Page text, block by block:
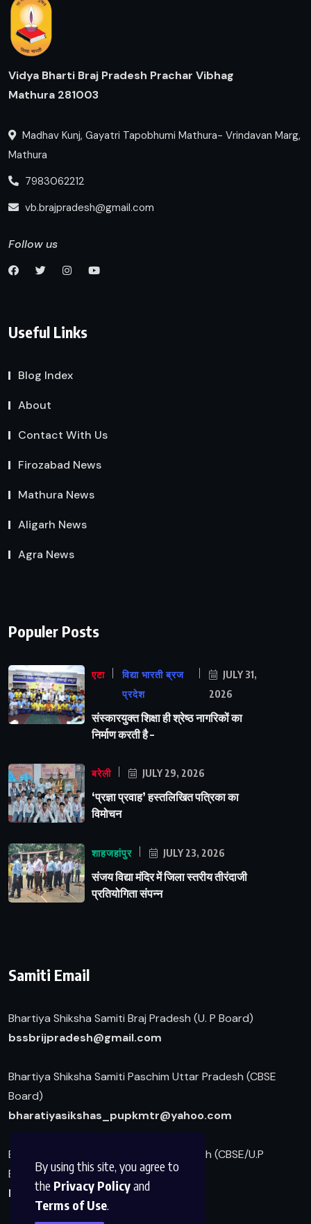
By using this site, you agree to
the Privacy Policyand
Terms of Use.
Vidya Bharti Braj Pradesh Prachar Vibhag
Mathura 281003
Madhav Kunj, Gayatri Tapobhumi Mathura- Vrindavan Marg,
Mathura
7983062212
vb.brajpradesh@gmail.com
Follow us
Useful Links
Blog Index
About
Contact With Us
Firozabad News
Mathura News
Aligarh News
Agra News
Populer Posts
एटा
विद्या भारती ब्रज
प्रदेश
JULY 31,
2026
संस्कारयुक्त शिक्षा ही श्रेष्ठ नागरिकों का
निर्माण करती है –
बरेली JULY 29, 2026
‘प्रज्ञा प्रवाह’ हस्तलिखित पत्रिका का
विमोचन
शाहजहांपुर JULY 23, 2026
संजय विद्या मंदिर में जिला स्तरीय तीरंदाजी
प्रतियोगिता संपन्न
Samiti Email
Bhartiya Shiksha Samiti Braj Pradesh (U. P Board)
bssbrijpradesh@gmail.com
Bhartiya Shiksha Samiti Paschim Uttar Pradesh (CBSE
Board)
bharatiyasikshas_pupkmtr@yahoo.com
Bharatiya Srividya Parishad Braj Pradesh (CBSE/U.P
Board)
bsvpup@gmail.com